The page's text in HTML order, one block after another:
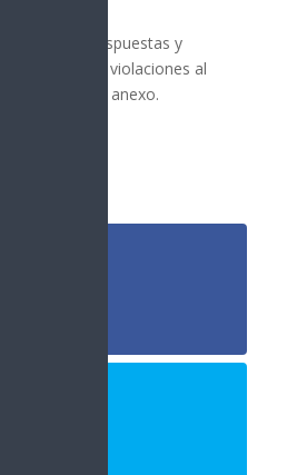
presentó respuestas y
a presuntas violaciones al
en un anexo.